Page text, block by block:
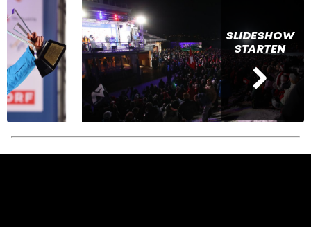
SLIDESHOW
STARTEN